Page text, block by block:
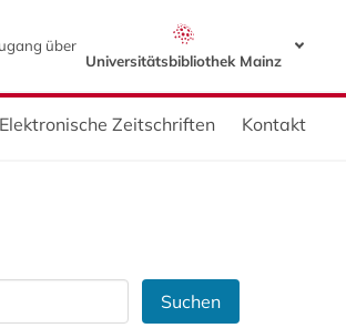
über
Universitätsbibliothek Mainz
Elektronische Zeitschriften Kontakt
Suchen